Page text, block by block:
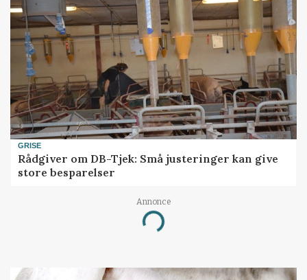
GRISE
Rådgiver om DB-Tjek: Små justeringer kan give
store besparelser
Annonce
Loading...